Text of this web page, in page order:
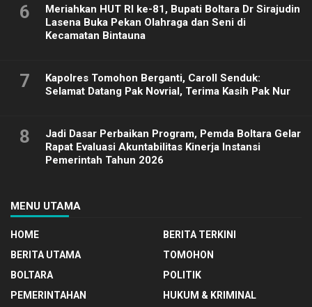
6
Meriahkan HUT RI ke-81, Bupati Boltara Dr Sirajudin
Lasena Buka Pekan Olahraga dan Seni di
Kecamatan Bintauna
7
Kapolres Tomohon Berganti, Caroll Senduk:
Selamat Datang Pak Novrial, Terima Kasih Pak Nur
8
Jadi Dasar Perbaikan Program, Pemda Boltara Gelar
Rapat Evaluasi Akuntabilitas Kinerja Instansi
Pemerintah Tahun 2026
MENU UTAMA
HOME
BERITA TERKINI
BERITA UTAMA
TOMOHON
BOLTARA
POLITIK
PEMERINTAHAN
HUKUM & KRIMINAL